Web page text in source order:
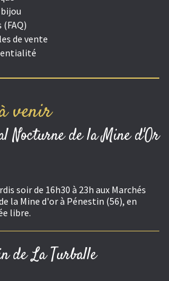
de vente
venir
Nocturne de la Mine d'Or
soir de 16h30 à 23h aux Marchés
la Mine d'or à Pénestin (56), en
libre.
de La Turballe